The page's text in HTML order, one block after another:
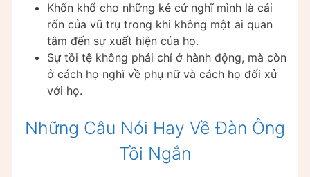
Khốn khổ cho những kẻ cứ nghĩ mình là cái
rốn của vũ trụ trong khi không một ai quan
tâm đến sự xuất hiện của họ.
Sự tồi tệ không phải chỉ ở hành động, mà còn
ở cách họ nghĩ về phụ nữ và cách họ đối xử
với họ.
Những Câu Nói Hay Về Đàn Ông
Tồi Ngắn